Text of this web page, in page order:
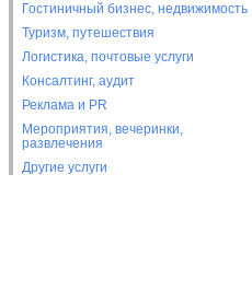
Гостиничный бизнес, недвижимость
Туризм, путешествия
Логистика, почтовые услуги
Консалтинг, аудит
Реклама и PR
Мероприятия, вечеринки,
развлечения
Другие услуги